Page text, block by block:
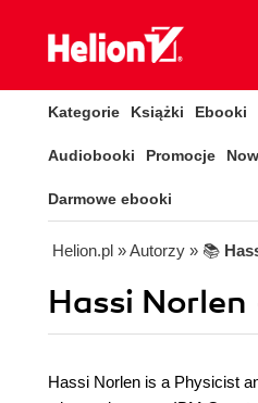
Kategorie Książki Ebooki
Audiobooki Promocje
Darmowe ebooki
Helion.pl » Autorzy » 📚
Hassi
Hassi Norlen is a Physicist